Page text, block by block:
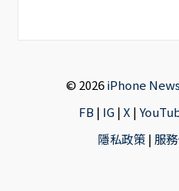
© 2026iPhone News
FB | IG|X|
隱私政策|服